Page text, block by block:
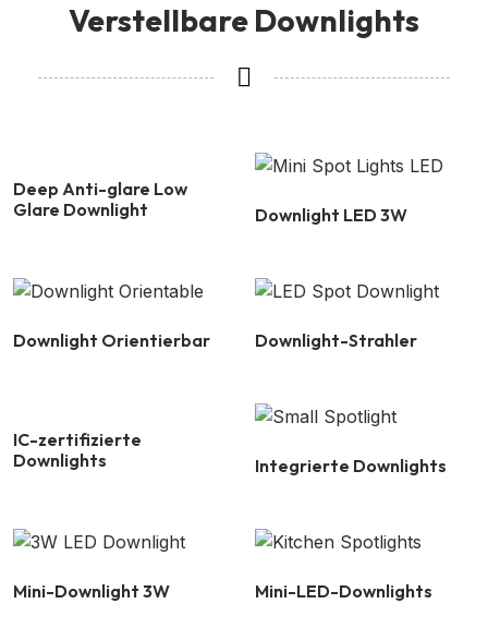
Verstellbare Downlights
Deep Anti-glare Low
Glare Downlight
Downlight LED 3W
Downlight Orientierbar Downlight-Strahler
IC-zertifizierte
Downlights
Integrierte Downlights
Mini-Downlight 3W Mini-LED-Downlights